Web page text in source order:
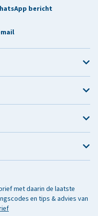
bericht
met daarin de laatste
en tips & advies van